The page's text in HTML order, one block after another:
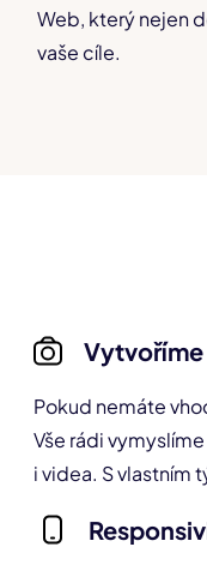
Web, který nejen
vaše cíle.
Vytvoříme
Pokud nemáte
Vše rádi
i videa. S vlastním